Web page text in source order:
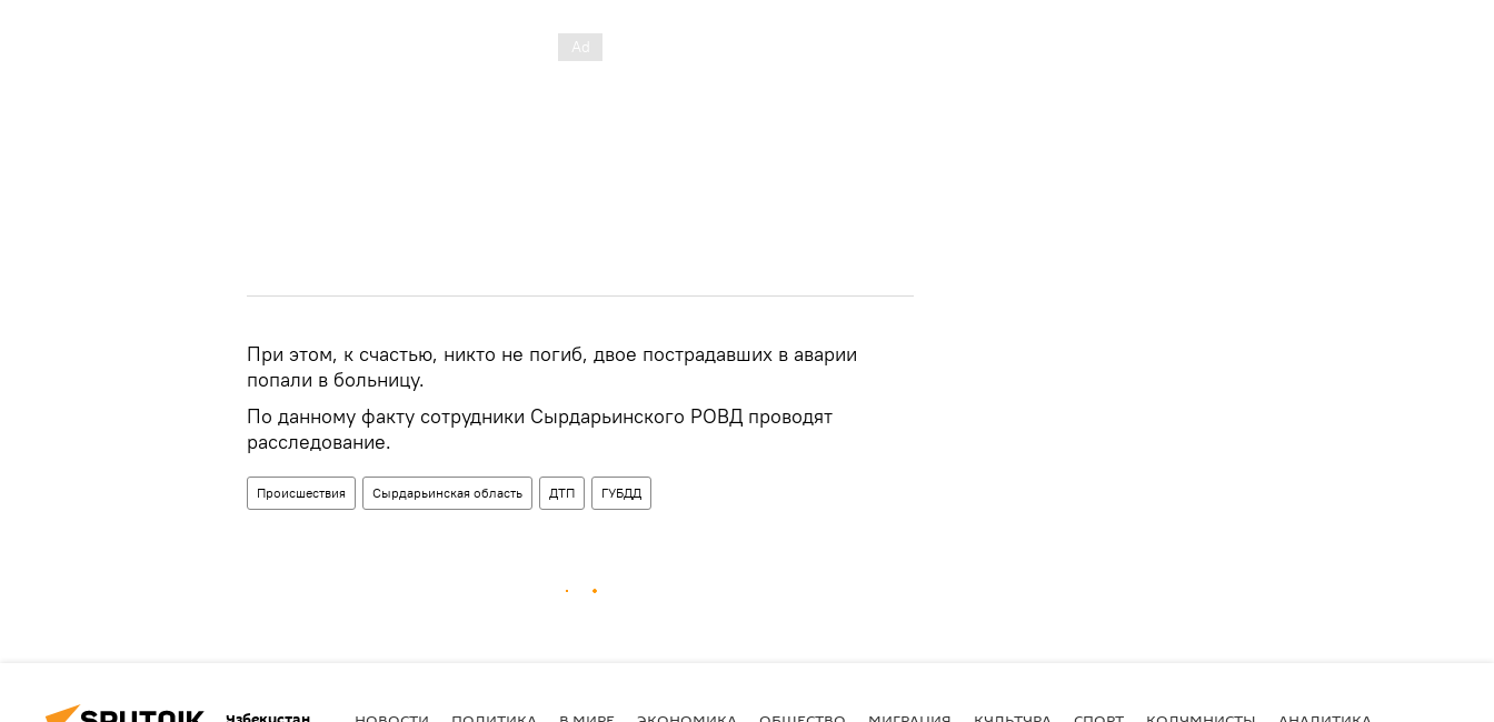
При этом, к счастью, никто не погиб, двое пострадавших в аварии
попали в больницу.
По данному факту сотрудники Сырдарьинского РОВД проводят
расследование.
Происшествия Сырдарьинская область ДТП ГУБДД